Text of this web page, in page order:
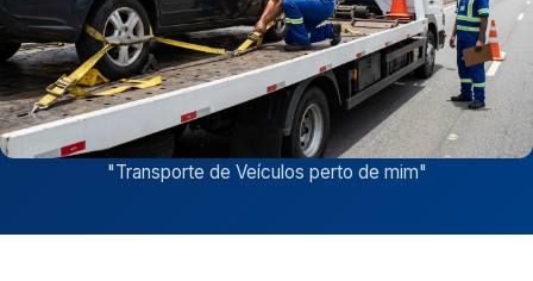
"Transporte de Veículos perto de mim"